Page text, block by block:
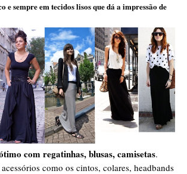
e sempre em tecidos lisos que dá a impressão de
com regatinhas, blusas, camisetas.
como os cintos, colares, headbands